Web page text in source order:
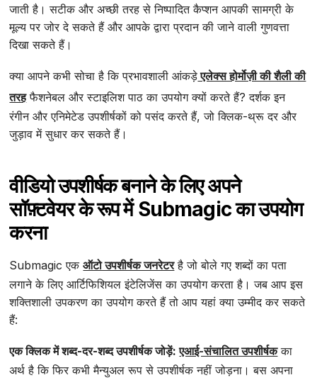
जाती है। सटीक और अच्छी तरह से निष्पादित कैप्शन आपकी सामग्री के
मूल्य पर जोर दे सकते हैं और आपके द्वारा प्रदान की जाने वाली गुणवत्ता
दिखा सकते हैं।
क्या आपने कभी सोचा है कि प्रभावशाली आंकड़ेएलेक्स होर्मोज़ी की शैली की
तरहफैशनेबल और स्टाइलिश पाठ का उपयोग क्यों करते हैं? दर्शक इन
रंगीन और एनिमेटेड उपशीर्षकों को पसंद करते हैं, जो क्लिक-थ्रू दर और
जुड़ाव में सुधार कर सकते हैं।
वीडियो उपशीर्षक बनाने के लिए अपने
सॉफ़्टवेयर के रूप में Submagic का उपयोग
करना
Submagic एकऑटो उपशीर्षक जनरेटरहै जो बोले गए शब्दों का पता
लगाने के लिए आर्टिफिशियल इंटेलिजेंस का उपयोग करता है। जब आप इस
शक्तिशाली उपकरण का उपयोग करते हैं तो आप यहां क्या उम्मीद कर सकते
हैं:
एक क्लिक में शब्द-दर-शब्द उपशीर्षक जोड़ें:एआई-संचालित उपशीर्षकका
अर्थ है कि फिर कभी मैन्युअल रूप से उपशीर्षक नहीं जोड़ना। बस अपना